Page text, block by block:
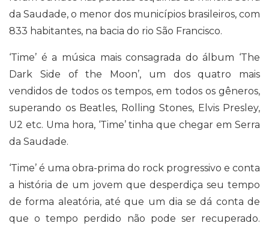
p
p
o
k
a
m
I
n
n
k
da Saudade, o menor dos municípios brasileiros, com
833 habitantes, na bacia do rio São Francisco.
‘Time’ é a música mais consagrada do álbum ‘The
Dark Side of the Moon’, um dos quatro mais
vendidos de todos os tempos, em todos os gêneros,
superando os Beatles, Rolling Stones, Elvis Presley,
U2 etc. Uma hora, ‘Time’ tinha que chegar em Serra
da Saudade.
‘Time’ é uma obra-prima do rock progressivo e conta
a história de um jovem que desperdiça seu tempo
de forma aleatória, até que um dia se dá conta de
que o tempo perdido não pode ser recuperado.